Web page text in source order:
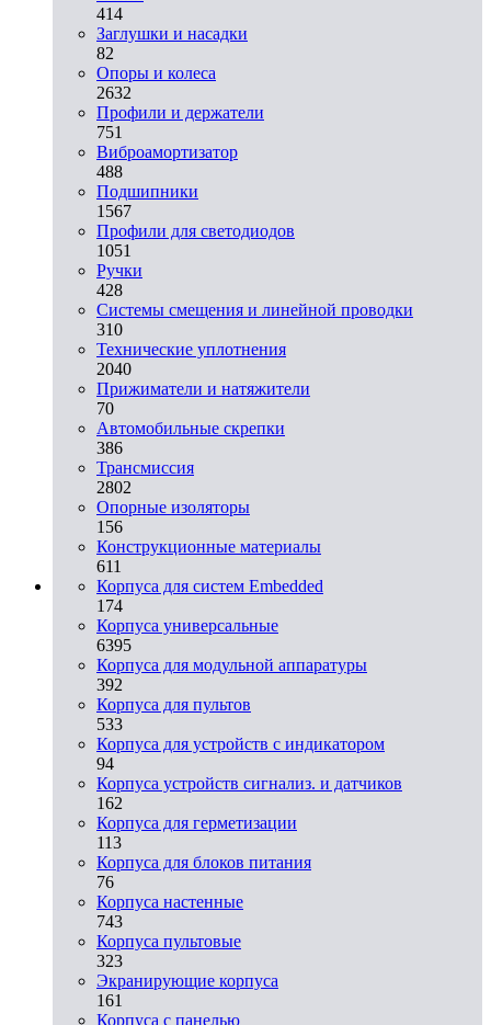
414
Заглушки и насадки
82
Опоры и колеса
2632
Профили и держатели
751
Виброамортизатор
488
Подшипники
1567
Профили для светодиодов
1051
Ручки
428
Системы смещения и линейной проводки
310
Технические уплотнения
2040
Прижиматели и натяжители
70
Автомобильные скрепки
386
Трансмиссия
2802
Опорные изоляторы
156
Конструкционные материалы
611
Корпуса для систем Embedded
174
Корпуса универсальные
6395
Корпуса для модульной аппаратуры
392
Корпуса для пультов
533
Корпуса для устройств с индикатором
94
Корпуса устройств сигнализ. и датчиков
162
Корпуса для герметизации
113
Корпуса для блоков питания
76
Корпуса настенные
743
Корпуса пультовые
323
Экранирующие корпуса
161
Корпуса с панелью